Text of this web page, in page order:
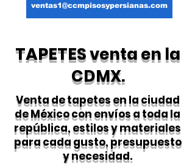
ventas1@ccmpisosypersianas.com
TAPETESventa en la
CDMX.
Venta de tapetes en la ciudad
de México con envíos a toda la
república, estilos y materiales
para cada gusto, presupuesto
y necesidad.